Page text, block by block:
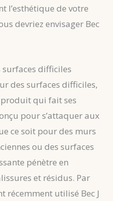
l’esthétique de votre
devriez envisager Bec
surfaces difficiles
des surfaces difficiles,
produit qui fait ses
pour s’attaquer aux
ce soit pour des murs
ou des surfaces
pénètre en
et résidus. Par
récemment utilisé Bec J